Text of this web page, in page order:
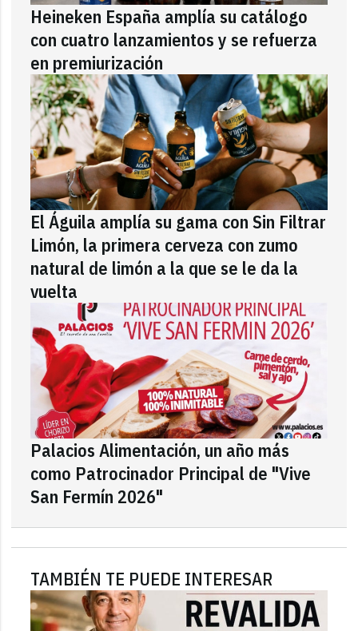
Heineken España amplía su catálogo
con cuatro lanzamientos y se refuerza
en premiurización
El Águila amplía su gama con Sin Filtrar
Limón, la primera cerveza con zumo
natural de limón a la que se le da la
vuelta
Palacios Alimentación, un año más
como Patrocinador Principal de "Vive
San Fermín 2026"
TAMBIÉN TE PUEDE INTERESAR